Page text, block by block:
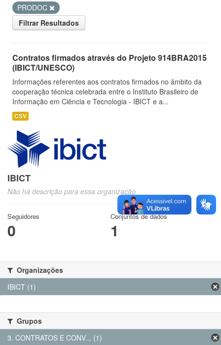
PRODOC
Filtrar Resultados
Contratos firmados através do Projeto 914BRA2015
(IBICT/UNESCO)
Informações referentes aos contratos firmados no âmbito da
cooperação técnica celebrada entre o Instituto Brasileiro de
Informação em Ciência e Tecnologia - IBICT e a...
CSV
IBICT
Não há descrição para essa organização
Seguidores
0
Conjuntos de dados
1
Organizações
IBICT (1)
Grupos
3. CONTRATOS E CONV... (1)